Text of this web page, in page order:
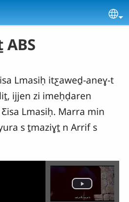
Lmasiḥ itƹaweḏ-aneɣ-t
ijjen zi imeḥḍaren
Lmasiḥ. Marra min
s ṯmaziɣṯ n Arrif s